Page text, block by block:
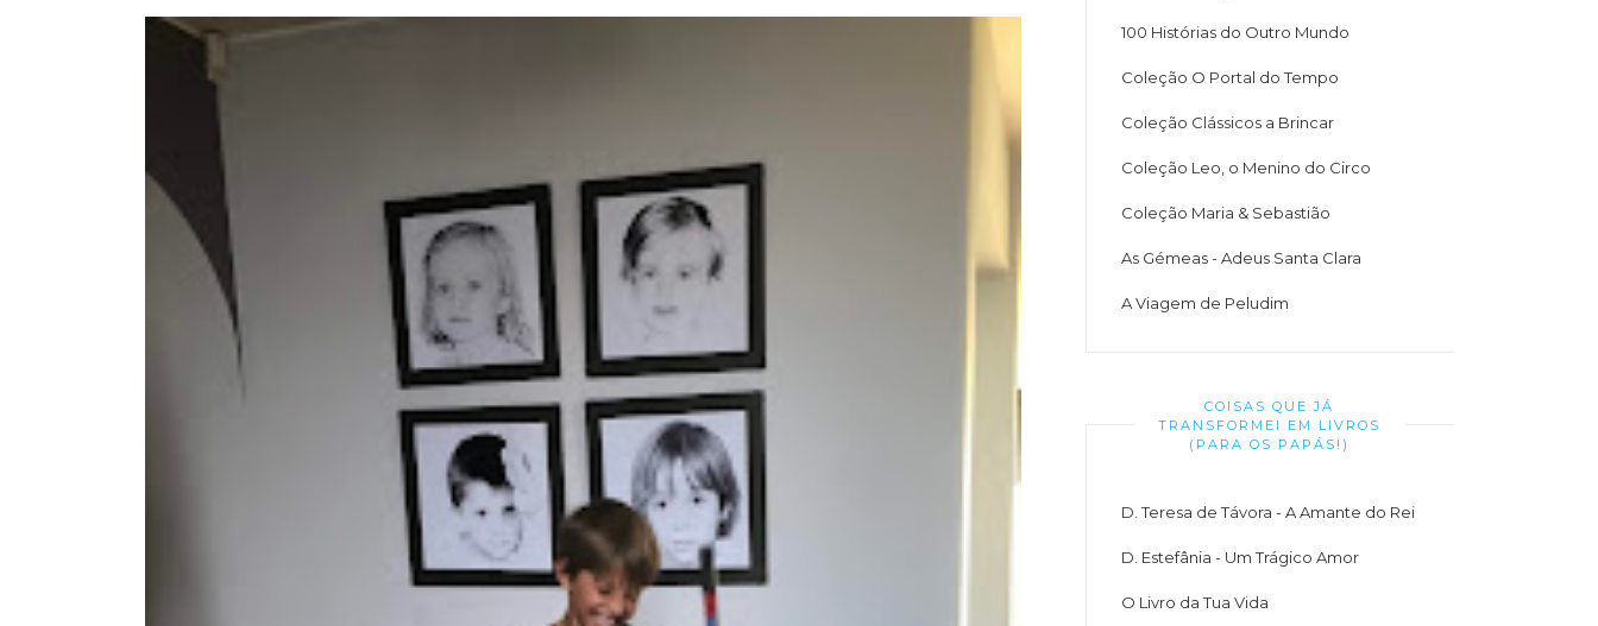
100 Histórias do Outro Mundo
Coleção O Portal do Tempo
Coleção Clássicos a Brincar
Coleção Leo, o Menino do Circo
Coleção Maria & Sebastião
As Gémeas - Adeus Santa Clara
A Viagem de Peludim
COISAS QUE JÁ
TRANSFORMEI EM LIVROS
(PARA OS PAPÁS!)
D. Teresa de Távora - A Amante do Rei
D. Estefânia - Um Trágico Amor
O Livro da Tua Vida